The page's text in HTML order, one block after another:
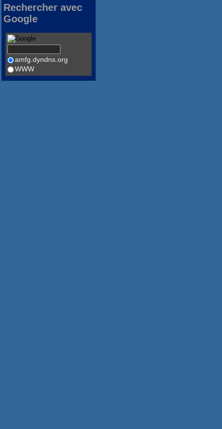
Rechercher avec
Google
amfg.dyndns.org
WWW